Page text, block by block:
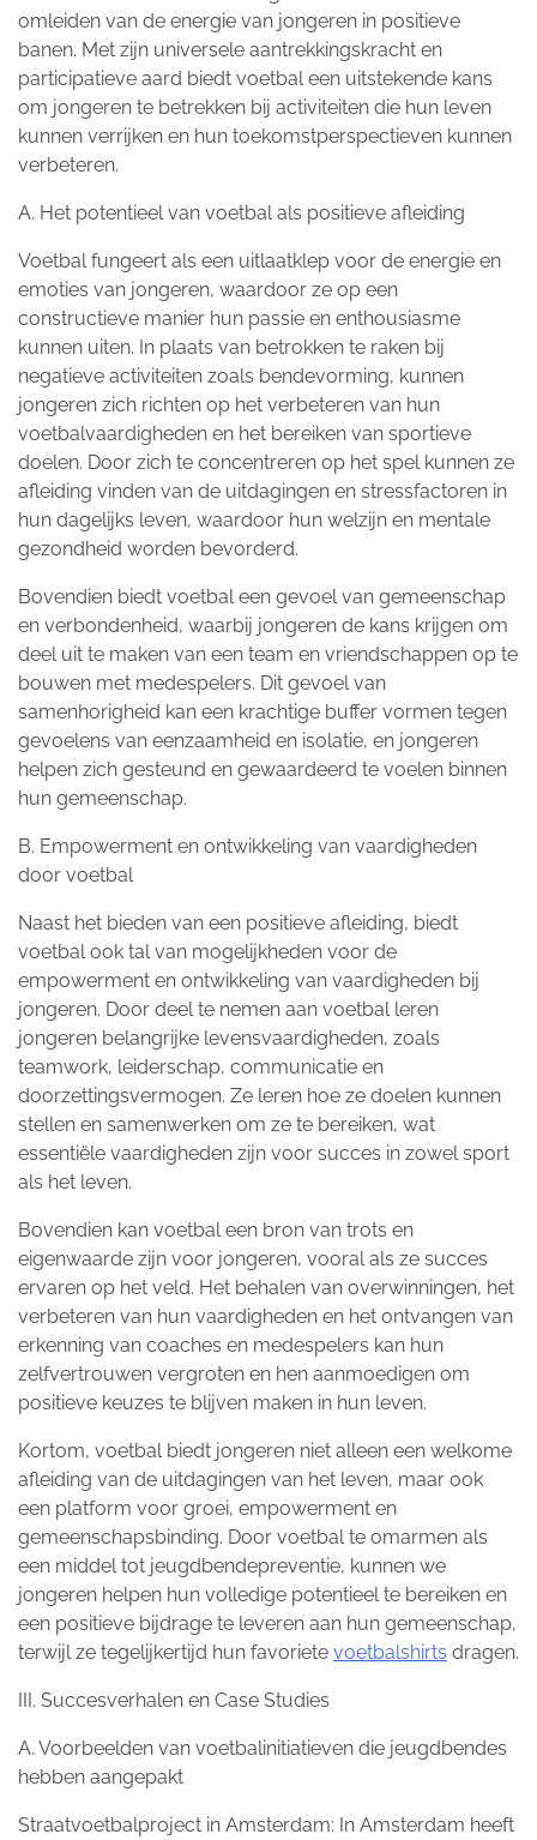
omleiden van de energie van jongeren in positieve
banen. Met zijn universele aantrekkingskracht en
participatieve aard biedt voetbal een uitstekende kans
om jongeren te betrekken bij activiteiten die hun leven
kunnen verrijken en hun toekomstperspectieven kunnen
verbeteren.
A. Het potentieel van voetbal als positieve afleiding
Voetbal fungeert als een uitlaatklep voor de energie en
emoties van jongeren, waardoor ze op een
constructieve manier hun passie en enthousiasme
kunnen uiten. In plaats van betrokken te raken bij
negatieve activiteiten zoals bendevorming, kunnen
jongeren zich richten op het verbeteren van hun
voetbalvaardigheden en het bereiken van sportieve
doelen. Door zich te concentreren op het spel kunnen ze
afleiding vinden van de uitdagingen en stressfactoren in
hun dagelijks leven, waardoor hun welzijn en mentale
gezondheid worden bevorderd.
Bovendien biedt voetbal een gevoel van gemeenschap
en verbondenheid, waarbij jongeren de kans krijgen om
deel uit te maken van een team en vriendschappen op te
bouwen met medespelers. Dit gevoel van
samenhorigheid kan een krachtige buffer vormen tegen
gevoelens van eenzaamheid en isolatie, en jongeren
helpen zich gesteund en gewaardeerd te voelen binnen
hun gemeenschap.
B. Empowerment en ontwikkeling van vaardigheden
door voetbal
Naast het bieden van een positieve afleiding, biedt
voetbal ook tal van mogelijkheden voor de
empowerment en ontwikkeling van vaardigheden bij
jongeren. Door deel te nemen aan voetbal leren
jongeren belangrijke levensvaardigheden, zoals
teamwork, leiderschap, communicatie en
doorzettingsvermogen. Ze leren hoe ze doelen kunnen
stellen en samenwerken om ze te bereiken, wat
essentiële vaardigheden zijn voor succes in zowel sport
als het leven.
Bovendien kan voetbal een bron van trots en
eigenwaarde zijn voor jongeren, vooral als ze succes
ervaren op het veld. Het behalen van overwinningen, het
verbeteren van hun vaardigheden en het ontvangen van
erkenning van coaches en medespelers kan hun
zelfvertrouwen vergroten en hen aanmoedigen om
positieve keuzes te blijven maken in hun leven.
Kortom, voetbal biedt jongeren niet alleen een welkome
afleiding van de uitdagingen van het leven, maar ook
een platform voor groei, empowerment en
gemeenschapsbinding. Door voetbal te omarmen als
een middel tot jeugdbendepreventie, kunnen we
jongeren helpen hun volledige potentieel te bereiken en
een positieve bijdrage te leveren aan hun gemeenschap,
terwijl ze tegelijkertijd hun favoriete voetbalshirts dragen.
III. Succesverhalen en Case Studies
A. Voorbeelden van voetbalinitiatieven die jeugdbendes
hebben aangepakt
Straatvoetbalproject in Amsterdam: In Amsterdam heeft